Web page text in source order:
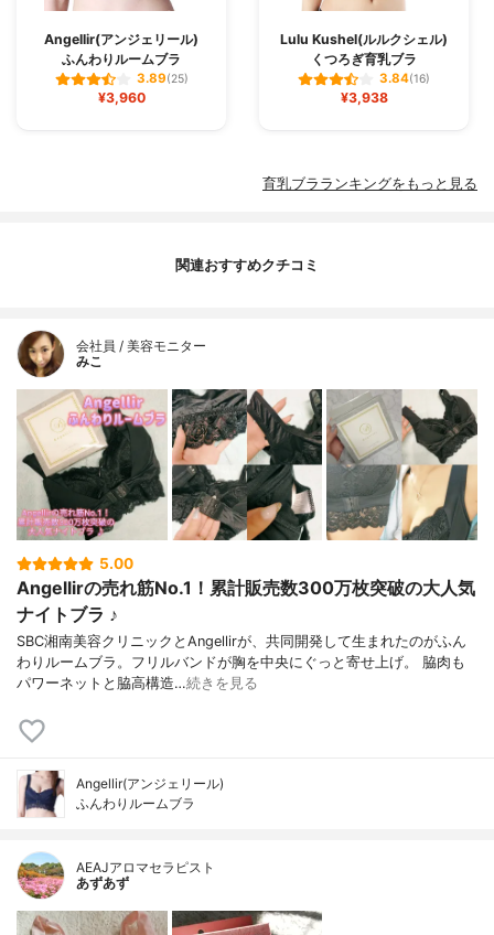
Angellir(アンジェリール)
ふんわりルームブラ
3.89(25)
¥3,960
Lulu Kushel(ルルクシェル)
くつろぎ育乳ブラ
3.84(16)
¥3,938
育乳ブラランキングをもっと見る
関連おすすめクチコミ
会社員 / 美容モニター
みこ
5.00
Angellirの売れ筋No.1！累計販売数300万枚突破の大人気
ナイトブラ ♪
SBC湘南美容クリニックとAngellirが、共同開発して生まれたのがふん
わりルームブラ。フリルバンドが胸を中央にぐっと寄せ上げ。 脇⾁も
パワーネットと脇⾼構造…続きを見る
Angellir(アンジェリール)
ふんわりルームブラ
AEAJアロマセラピスト
あずあず